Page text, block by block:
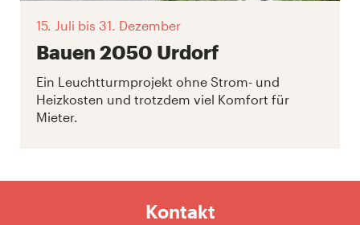
15. Juli bis 31. Dezember
Bauen 2050 Urdorf
Ein Leuchtturmprojekt ohne Strom- und
Heizkosten und trotzdem viel Komfort für
Mieter.
Kontakt